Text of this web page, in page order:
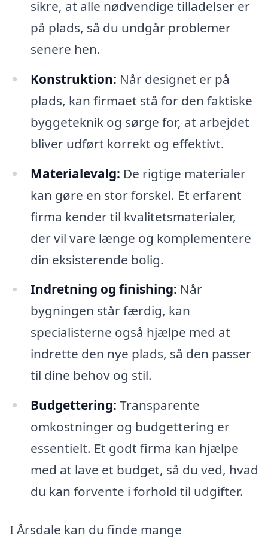
sikre, at alle nødvendige tilladelser er
på plads, så du undgår problemer
senere hen.
Konstruktion: Når designet er på
plads, kan firmaet stå for den faktiske
byggeteknik og sørge for, at arbejdet
bliver udført korrekt og effektivt.
Materialevalg: De rigtige materialer
kan gøre en stor forskel. Et erfarent
firma kender til kvalitetsmaterialer,
der vil vare længe og komplementere
din eksisterende bolig.
Indretning og finishing: Når
bygningen står færdig, kan
specialisterne også hjælpe med at
indrette den nye plads, så den passer
til dine behov og stil.
Budgettering: Transparente
omkostninger og budgettering er
essentielt. Et godt firma kan hjælpe
med at lave et budget, så du ved, hvad
du kan forvente i forhold til udgifter.
I Årsdale kan du finde mange